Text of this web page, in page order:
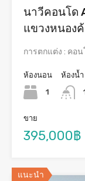
นาวีคอนโด
แขวงหนอง
การตกแต่ง : คอ
ห้องนอน
1
ห้องน้ำ
ขาย
395,000฿
แนะนำ